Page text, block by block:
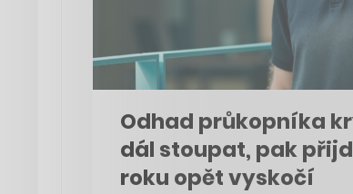
Odhad průkopníka
dál stoupat, pak
roku opět vyskočí